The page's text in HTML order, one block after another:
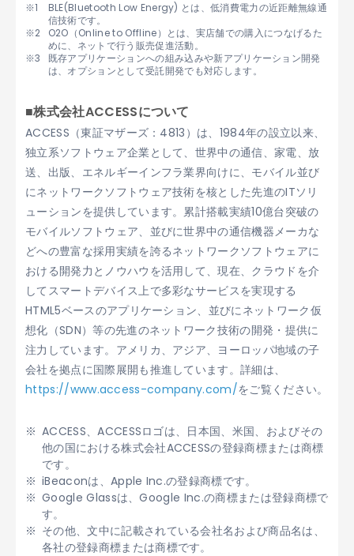
BLE(Bluetooth Low Energy) とは、低消費電力の近距離無線通
信技術です。
O2O（Online to Offline）とは、実店舗での購入につなげるた
めに、ネットで行う販売促進活動。
既存アプリケーションへの組み込みや新アプリケーション開発
は、オプションとして受託開発でも対応します。
■株式会社ACCESSについて
ACCESS（東証マザーズ：4813）は、1984年の設立以来、
独立系ソフトウェア企業として、世界中の通信、家電、放
送、出版、エネルギーインフラ業界向けに、モバイル並び
にネットワークソフトウェア技術を核とした先進のITソリ
ューションを提供しています。累計搭載実績10億台突破の
モバイルソフトウェア、並びに世界中の通信機器メーカな
どへの豊富な採用実績を誇るネットワークソフトウェアに
おける開発力とノウハウを活用して、現在、クラウドを介
してスマートデバイス上で多彩なサービスを実現する
HTML5ベースのアプリケーション、並びにネットワーク仮
想化（SDN）等の先進のネットワーク技術の開発・提供に
注力しています。アメリカ、アジア、ヨーロッパ地域の子
会社を拠点に国際展開も推進しています。詳細は、
https://www.access-company.com/をご覧ください。
ACCESS、ACCESSロゴは、日本国、米国、およびその
他の国における株式会社ACCESSの登録商標または商標
です。
iBeaconは、Apple Inc.の登録商標です。
Google Glassは、Google Inc.の商標または登録商標で
す。
その他、文中に記載されている会社名および商品名は、
各社の登録商標または商標です。